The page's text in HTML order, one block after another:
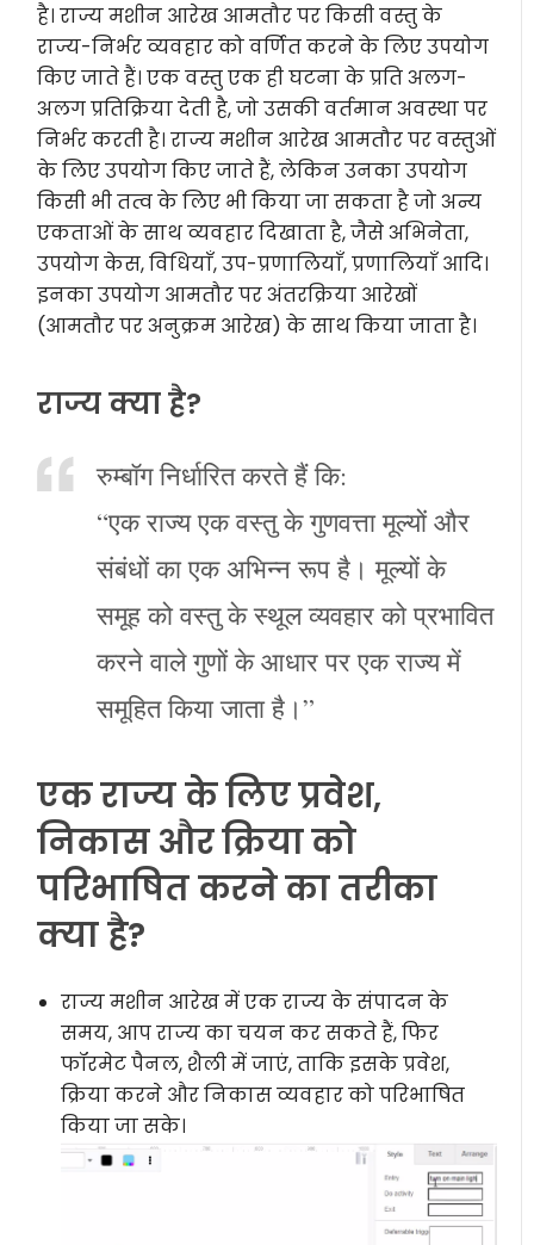
है। राज्य मशीन आरेख आमतौर पर किसी वस्तु के
राज्य-निर्भर व्यवहार को वर्णित करने के लिए उपयोग
किए जाते हैं। एक वस्तु एक ही घटना के प्रति अलग-
अलग प्रतिक्रिया देती है, जो उसकी वर्तमान अवस्था पर
निर्भर करती है। राज्य मशीन आरेख आमतौर पर वस्तुओं
के लिए उपयोग किए जाते हैं, लेकिन उनका उपयोग
किसी भी तत्व के लिए भी किया जा सकता है जो अन्य
एकताओं के साथ व्यवहार दिखाता है, जैसे अभिनेता,
उपयोग केस, विधियाँ, उप-प्रणालियाँ, प्रणालियाँ आदि।
इनका उपयोग आमतौर पर अंतरक्रिया आरेखों
(आमतौर पर अनुक्रम आरेख) के साथ किया जाता है।
राज्य क्या है?
रुम्बॉग निर्धारित करते हैं कि:
“एक राज्य एक वस्तु के गुणवत्ता मूल्यों और
संबंधों का एक अभिन्न रूप है। मूल्यों के
समूह को वस्तु के स्थूल व्यवहार को प्रभावित
करने वाले गुणों के आधार पर एक राज्य में
समूहित किया जाता है।”
एक राज्य के लिए प्रवेश,
निकास और क्रिया को
परिभाषित करने का तरीका
क्या है?
राज्य मशीन आरेख में एक राज्य के संपादन के
समय, आप राज्य का चयन कर सकते हैं, फिर
फॉरमेट पैनल, शैली में जाएं, ताकि इसके प्रवेश,
क्रिया करने और निकास व्यवहार को परिभाषित
किया जा सके।